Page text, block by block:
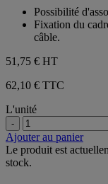
étoiles.
Possibilité
Fixation du
câble.
51,75 € HT
62,10 € TTC
L'unité
-
Ajouter au panier
Le produit est
stock.